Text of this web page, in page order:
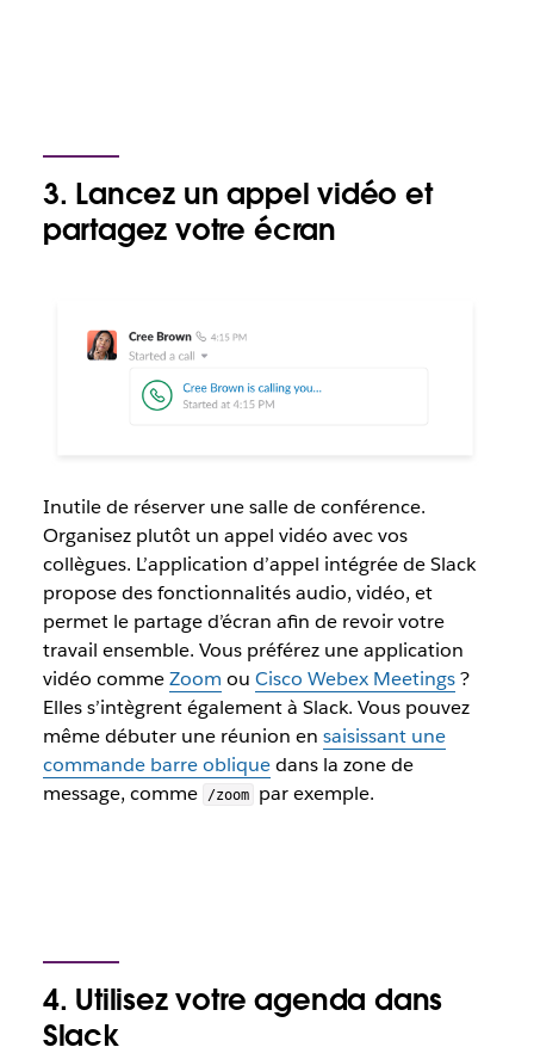
3. Lancez un appel vidéo et
partagez votre écran
Inutile de réserver une salle de conférence.
Organisez plutôt un appel vidéo avec vos
collègues. L’application d’appel intégrée de Slack
propose des fonctionnalités audio, vidéo, et
permet le partage d’écran afin de revoir votre
travail ensemble. Vous préférez une application
vidéo commeZoom ou Cisco Webex Meetings?
Elles s’intègrent également à Slack. Vous pouvez
même débuter une réunion en saisissant une
commande barre obliquedans la zone de
message, comme
/zoom par exemple.
4. Utilisez votre agenda dans
Slack